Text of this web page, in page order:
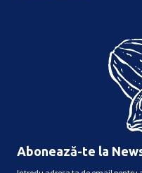
Abonează-te la